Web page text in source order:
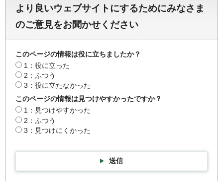
より良いウェブサイトにするためにみなさま
のご意見をお聞かせください
このページの情報は役に立ちましたか？
1：役に立った
2：ふつう
3：役に立たなかった
このページの情報は見つけやすかったですか？
1：見つけやすかった
2：ふつう
3：見つけにくかった
送信